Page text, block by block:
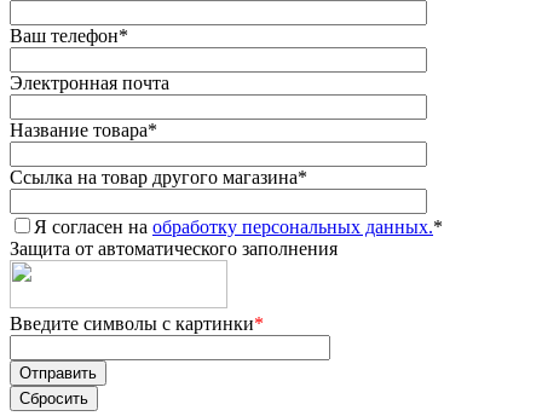
Ваш телефон*
Электронная почта
Название товара*
Ссылка на товар другого магазина*
Я согласен на обработку персональных данных.*
Защита от автоматического заполнения
Введите символы с картинки*